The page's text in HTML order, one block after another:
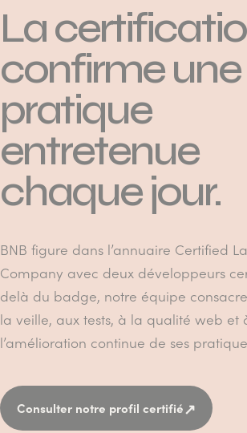
La
confirme une
pratique
entretenue
chaque jour.
BNB figure dans l’annuaire Certified
Company avec deux développeurs
delà du badge, notre équipe
la veille, aux tests, à la qualité web et
l’amélioration continue de ses
Consulter notre profil certifié↗